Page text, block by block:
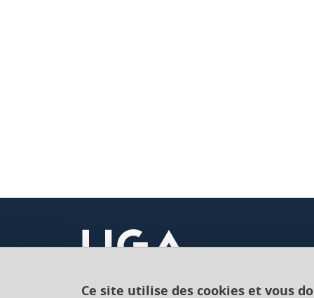
Ce site utilise des cookies et vous